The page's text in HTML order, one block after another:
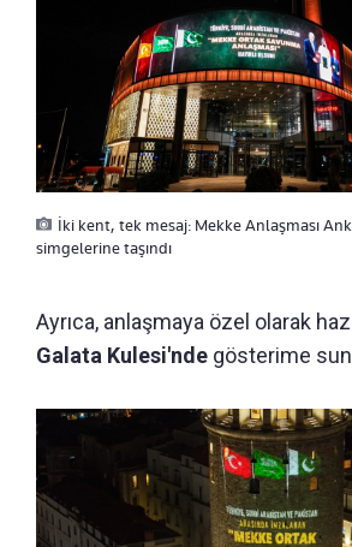
İki kent, tek mesaj: Mekke Anlaşması
simgelerine taşındı
Ayrıca, anlaşmaya özel olarak
Galata Kulesi'nde gösterime